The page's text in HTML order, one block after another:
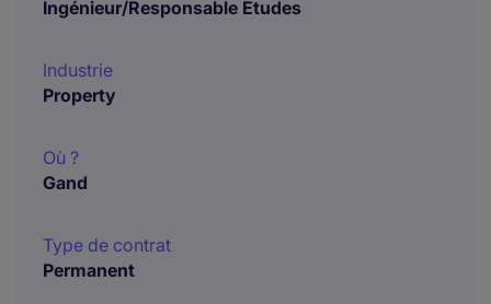
Ingénieur/Responsable Etudes
Industrie
Property
Où ?
Gand
Type de contrat
Permanent